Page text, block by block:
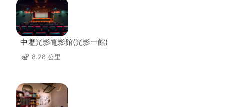
中壢光影電影館(光影一館)
8.28 公里